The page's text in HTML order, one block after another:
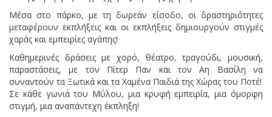
Μέσα στο πάρκο, με τη δωρεάν είσοδο, οι δραστηριότητες
μεταφέρουν εκπλήξεις και οι εκπλήξεις δημιουργούν στιγμές
χαράς και εμπειρίες αγάπης!
Καθημερινές δράσεις με χορό, θέατρο, τραγούδι, μουσική,
παραστάσεις, με τον Πίτερ Παν και τον Αη Βασίλη να
συναντούν τα Ξωτικά και τα Χαμένα Παιδιά της Χώρας του Ποτέ!
Σε κάθε γωνιά του Μύλου, μια κρυφή εμπειρία, μια όμορφη
στιγμή, μια αναπάντεχη έκπληξη!